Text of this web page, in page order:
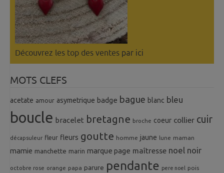
Découvrez les top des ventes par ici
MOTS CLEFS
acetate amour asymetrique badge bague blanc bleu
boucle bracelet bretagne broche coeur collier cuir
décapsuleur fleur fleurs goutte homme jaune lune maman
mamie manchette marin marque page maîtresse noel noir
octobre rose orange papa parure pendante pere noel pois